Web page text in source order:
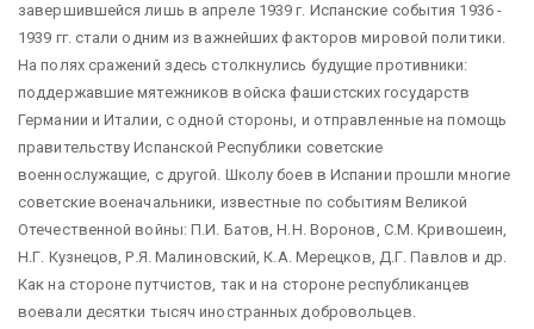
завершившейся лишь в апреле 1939 г. Испанские события 1936 -
1939 гг. стали одним из важнейших факторов мировой политики.
На полях сражений здесь столкнулись будущие противники:
поддержавшие мятежников войска фашистских государств
Германии и Италии, с одной стороны, и отправленные на помощь
правительству Испанской Республики советские
военнослужащие, с другой. Школу боев в Испании прошли многие
советские военачальники, известные по событиям Великой
Отечественной войны: П.И. Батов, Н.Н. Воронов, С.М. Кривошеин,
Н.Г. Кузнецов, Р.Я. Малиновский, К.А. Мерецков, Д.Г. Павлов и др.
Как на стороне путчистов, так и на стороне республиканцев
воевали десятки тысяч иностранных добровольцев.